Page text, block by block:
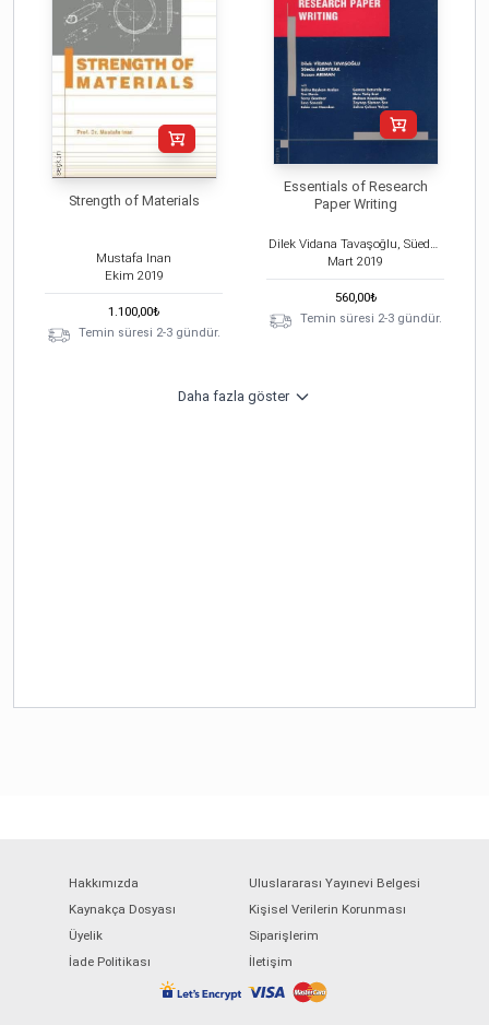
Strength of Materials
Mustafa Inan
Ekim 2019
1.100,00₺
Temin süresi 2-3 gündür.
Essentials of Research
Paper Writing
Dilek Vidana Tavaşoğlu, Süeda Albayrak, Suzan Arıman
Mart 2019
560,00₺
Temin süresi 2-3 gündür.
Daha fazla göster
Hakkımızda
Uluslararası Yayınevi Belgesi
Kaynakça Dosyası
Kişisel Verilerin Korunması
Üyelik
Siparişlerim
İade Politikası
İletişim